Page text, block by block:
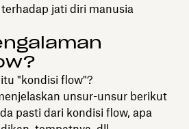
jati diri manusia
"kondisi flow"?
unsur-unsur berikut
pasti dari kondisi flow, apa